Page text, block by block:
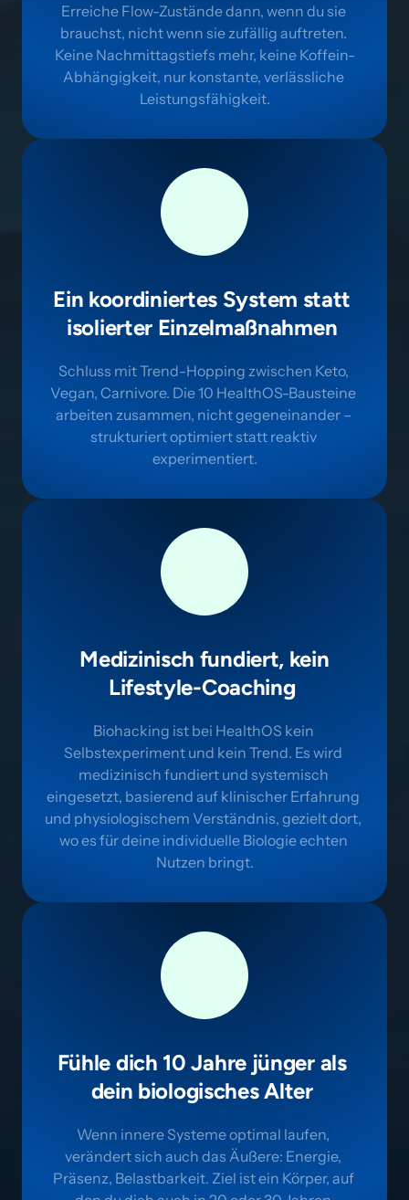
Erreiche Flow-Zustände dann, wenn du sie
brauchst, nicht wenn sie zufällig auftreten.
Keine Nachmittagstiefs mehr, keine Koffein-
Abhängigkeit, nur konstante, verlässliche
Leistungsfähigkeit.
Ein koordiniertes System statt
isolierter Einzelmaßnahmen
Schluss mit Trend-Hopping zwischen Keto,
Vegan, Carnivore. Die 10 HealthOS-Bausteine
arbeiten zusammen, nicht gegeneinander –
strukturiert optimiert statt reaktiv
experimentiert.
Lifestyle-Coaching
Biohacking ist bei HealthOS kein
Selbstexperiment und kein Trend. Es wird
medizinisch fundiert und systemisch
eingesetzt, basierend auf klinischer Erfahrung
und physiologischem Verständnis, gezielt dort,
wo es für deine individuelle Biologie echten
Nutzen bringt.
Fühle dich 10 Jahre jünger als
dein biologisches Alter
Wenn innere Systeme optimal laufen,
verändert sich auch das Äußere: Energie,
Präsenz, Belastbarkeit. Ziel ist ein Körper, auf